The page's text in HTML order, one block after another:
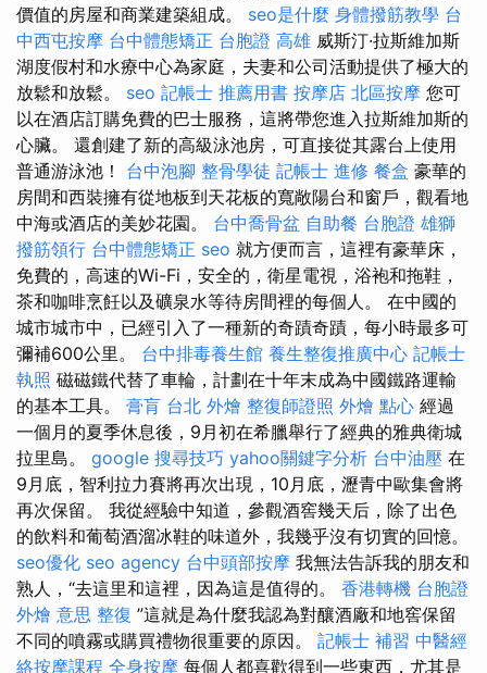
價值的房屋和商業建築組成。 seo是什麼 身體撥筋教學 台
中西屯按摩 台中體態矯正 台胞證 高雄 威斯汀·拉斯維加斯
湖度假村和水療中心為家庭，夫妻和公司活動提供了極大的
放鬆和放鬆。 seo 記帳士 推薦用書 按摩店 北區按摩 您可
以在酒店訂購免費的巴士服務，這將帶您進入拉斯維加斯的
心臟。 還創建了新的高級泳池房，可直接從其露台上使用
普通游泳池！ 台中泡腳 整骨學徒 記帳士 進修 餐盒 豪華的
房間和西裝擁有從地板到天花板的寬敞陽台和窗戶，觀看地
中海或酒店的美妙花園。 台中喬骨盆 自助餐 台胞證 雄獅
撥筋領行 台中體態矯正 seo 就方便而言，這裡有豪華床，
免費的，高速的Wi-Fi，安全的，衛星電視，浴袍和拖鞋，
茶和咖啡烹飪以及礦泉水等待房間裡的每個人。 在中國的
城市城市中，已經引入了一種新的奇蹟奇蹟，每小時最多可
彌補600公里。 台中排毒養生館 養生整復推廣中心 記帳士
執照 磁磁鐵代替了車輪，計劃在十年末成為中國鐵路運輸
的基本工具。 膏肓 台北 外燴 整復師證照 外燴 點心 經過
一個月的夏季休息後，9月初在希臘舉行了經典的雅典衛城
拉里島。 google 搜尋技巧 yahoo關鍵字分析 台中油壓 在
9月底，智利拉力賽將再次出現，10月底，瀝青中歐集會將
再次保留。 我從經驗中知道，參觀酒窖幾天后，除了出色
的飲料和葡萄酒溜冰鞋的味道外，我幾乎沒有切實的回憶。
seo優化 seo agency 台中頭部按摩 我無法告訴我的朋友和
熟人，“去這里和這裡，因為這是值得的。 香港轉機 台胞證
外燴 意思 整復 ”這就是為什麼我認為對釀酒廠和地窖保留
不同的噴霧或購買禮物很重要的原因。 記帳士 補習 中醫經
絡按摩課程 全身按摩 每個人都喜歡得到一些東西，尤其是